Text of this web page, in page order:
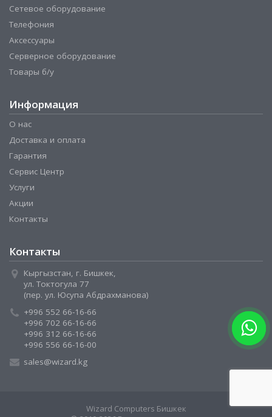
Сетевое оборудование
Телефония
Аксессуары
Серверное оборудование
Товары б/у
Информация
О нас
Доставка и оплата
Гарантия
Сервис Центр
Услуги
Акции
Контакты
Контакты
Кыргызстан, г. Бишкек,
ул. Токтогула 77
(пер. ул. Юсупа Абдрахманова)
+996 552 66-16-66
+996 702 66-16-66
+996 312 66-16-66
+996 556 66-16-00
sales@wizard.kg
Wizard Computers Бишкек